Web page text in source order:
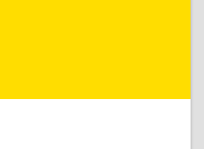
обл, Саткинский р-н, г